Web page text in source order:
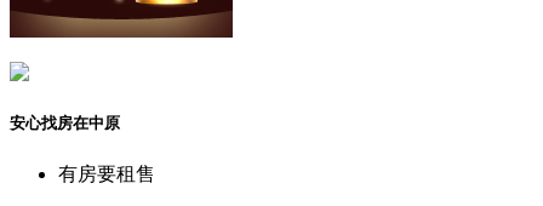
安心找房在中原
有房要租售